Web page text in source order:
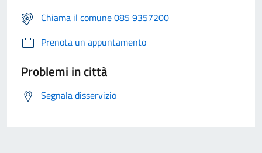
Chiama il comune 085 9357200
Prenota un appuntamento
Problemi in città
Segnala disservizio